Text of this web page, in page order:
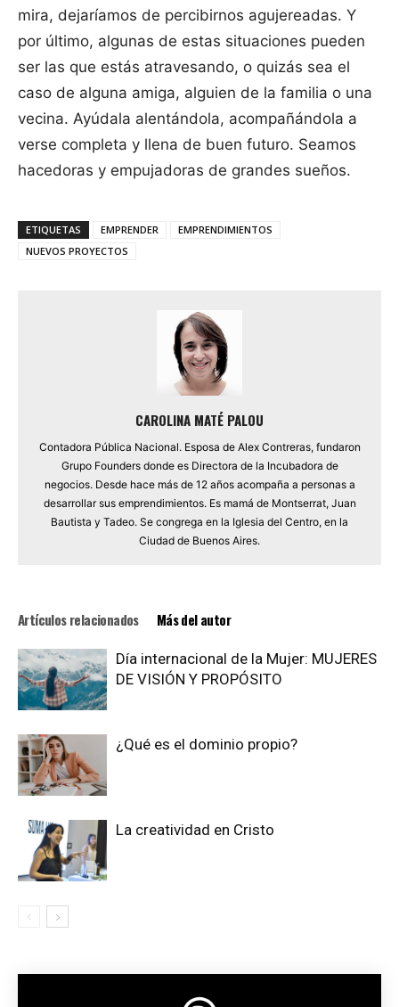
mira, dejaríamos de percibirnos agujereadas. Y
por último, algunas de estas situaciones pueden
ser las que estás atravesando, o quizás sea el
caso de alguna amiga, alguien de la familia o una
vecina. Ayúdala alentándola, acompañándola a
verse completa y llena de buen futuro. Seamos
hacedoras y empujadoras de grandes sueños.
ETIQUETAS EMPRENDER
EMPRENDIMIENTOS
NUEVOS PROYECTOS
CAROLINA MATÉ PALOU
Contadora Pública Nacional. Esposa de Alex Contreras, fundaron
Grupo Founders donde es Directora de la Incubadora de
negocios. Desde hace más de 12 años acompaña a personas a
desarrollar sus emprendimientos. Es mamá de Montserrat, Juan
Bautista y Tadeo. Se congrega en la Iglesia del Centro, en la
Ciudad de Buenos Aires.
Artículos relacionados Más del autor
Día internacional de la Mujer: MUJERES
DE VISIÓN Y PROPÓSITO
¿Qué es el dominio propio?
La creatividad en Cristo